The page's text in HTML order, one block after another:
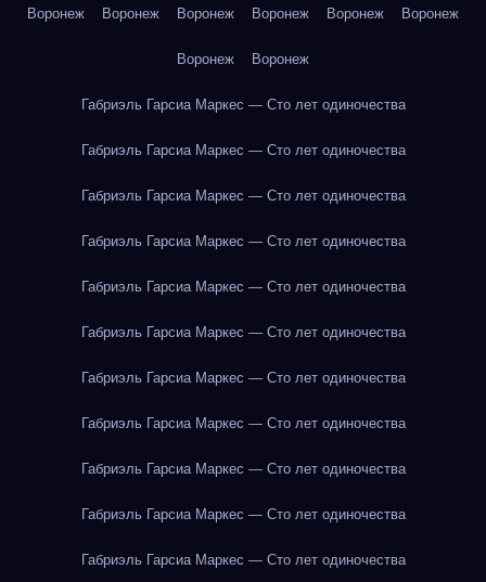
Воронеж Воронеж Воронеж Воронеж Воронеж Воронеж
Воронеж Воронеж
Габриэль Гарсиа Маркес — Сто лет одиночества
Габриэль Гарсиа Маркес — Сто лет одиночества
Габриэль Гарсиа Маркес — Сто лет одиночества
Габриэль Гарсиа Маркес — Сто лет одиночества
Габриэль Гарсиа Маркес — Сто лет одиночества
Габриэль Гарсиа Маркес — Сто лет одиночества
Габриэль Гарсиа Маркес — Сто лет одиночества
Габриэль Гарсиа Маркес — Сто лет одиночества
Габриэль Гарсиа Маркес — Сто лет одиночества
Габриэль Гарсиа Маркес — Сто лет одиночества
Габриэль Гарсиа Маркес — Сто лет одиночества